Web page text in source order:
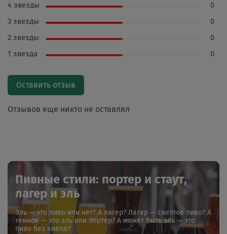
Отзывов еще никто не оставлял
4 звезды
0
3 звезды
0
2 звезды
0
1 звезда
0
Оставить отзыв
Пивные стили: портер и стаут,
лагер и эль
Эль — это пиво или нет? А лагер? Лагер — светлое пиво? А
темное — это эль или портер? А может быть эль — это
пиво без хмеля?